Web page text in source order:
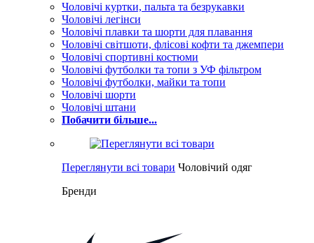
Чоловічі куртки, пальта та безрукавки
Чоловічі легінси
Чоловічі плавки та шорти для плавання
Чоловічі світшоти, флісові кофти та джемпери
Чоловічі спортивні костюми
Чоловічі футболки та топи з УФ фільтром
Чоловічі футболки, майки та топи
Чоловічі шорти
Чоловічі штани
Побачити більше...
Переглянути всі товари Чоловічий одяг
Бренди